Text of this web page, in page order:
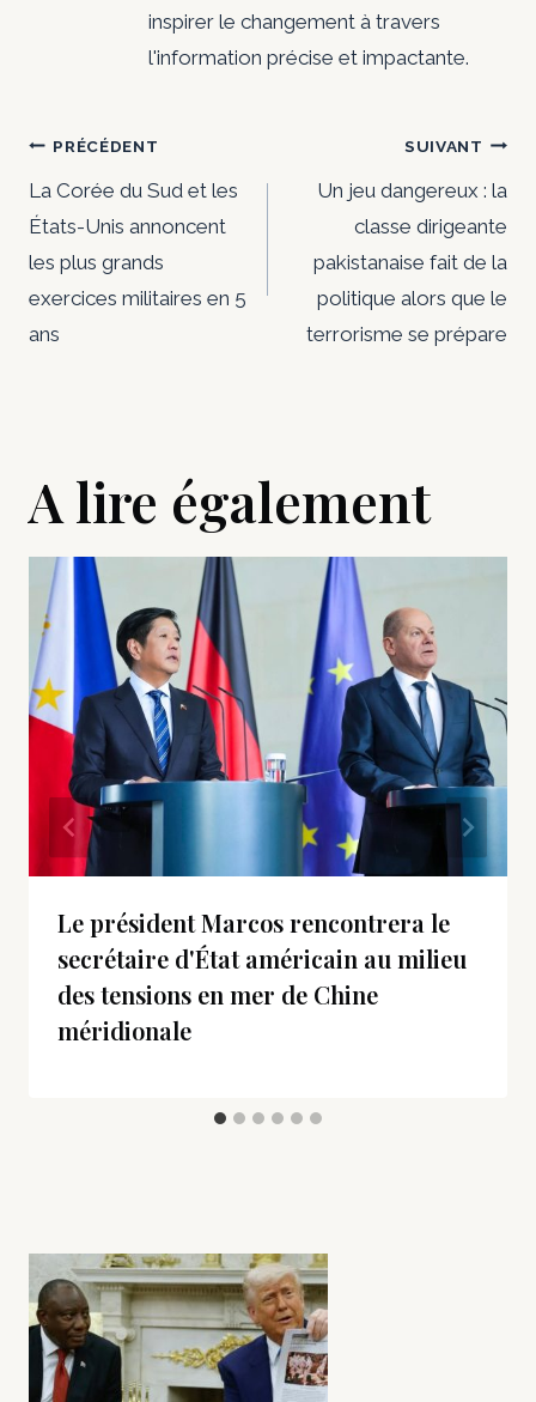
inspirer le changement à travers
l'information précise et impactante.
Navigation
de
l’article
PRÉCÉDENT
La Corée du Sud et les
États-Unis annoncent
les plus grands
exercices militaires en 5
ans
SUIVANT
Un jeu dangereux : la
classe dirigeante
pakistanaise fait de la
politique alors que le
terrorisme se prépare
A lire également
Le président Marcos rencontrera le
secrétaire d'État américain au milieu
des tensions en mer de Chine
méridionale